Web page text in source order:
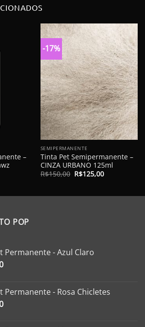
–
-17%
SEMIPERMANENTE
Tinta Pet Semipermanente –
CINZA URBANO 125ml
R$150,00 O
preço
R$150,00.
R$125,00O
preço
R$125,00.
POP
Permanente - Azul Claro
Permanente - Rosa Chicletes